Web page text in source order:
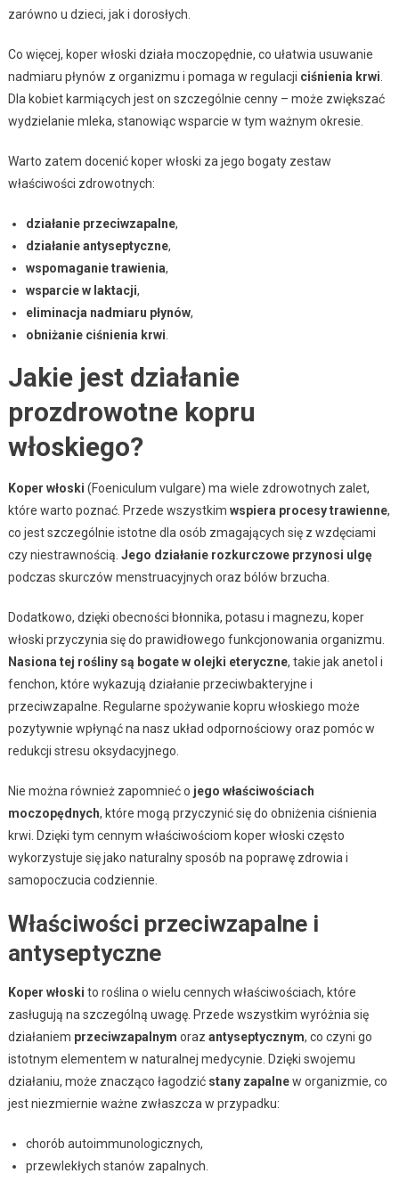
zarówno u dzieci, jak i dorosłych.
Co więcej, koper włoski działa moczopędnie, co ułatwia usuwanie
nadmiaru płynów z organizmu i pomaga w regulacji ciśnienia krwi
Dla kobiet karmiących jest on szczególnie cenny – może zwiększać
wydzielanie mleka, stanowiąc wsparcie w tym ważnym okresie.
Warto zatem docenić koper włoski za jego bogaty zestaw
właściwości zdrowotnych:
działanie przeciwzapalne,
działanie antyseptyczne,
wspomaganie trawienia,
wsparcie w laktacji,
eliminacja nadmiaru płynów,
obniżanie ciśnienia krwi
Jakie jest działanie
prozdrowotne kopru
włoskiego?
Koper włoski (Foeniculum vulgare) ma wiele zdrowotnych zalet,
które warto poznać. Przede wszystkim wspiera procesy trawienne,
co jest szczególnie istotne dla osób zmagających się z wzdęciami
czy niestrawnością. Jego działanie rozkurczowe przynosi ulgę
podczas skurczów menstruacyjnych oraz bólów brzucha.
Dodatkowo, dzięki obecności błonnika, potasu i magnezu, koper
włoski przyczynia się do prawidłowego funkcjonowania organizmu.
Nasiona tej rośliny są bogate w olejki eteryczne, takie jak anetol i
fenchon, które wykazują działanie przeciwbakteryjne i
przeciwzapalne. Regularne spożywanie kopru włoskiego może
pozytywnie wpłynąć na nasz układ odpornościowy oraz pomóc w
redukcji stresu oksydacyjnego.
Nie można również zapomnieć o jego właściwościach
moczopędnych, które mogą przyczynić się do obniżenia ciśnienia
krwi. Dzięki tym cennym właściwościom koper włoski często
wykorzystuje się jako naturalny sposób na poprawę zdrowia i
samopoczucia codziennie.
Właściwości przeciwzapalne i
antyseptyczne
Koper włoski to roślina o wielu cennych właściwościach, które
zasługują na szczególną uwagę. Przede wszystkim wyróżnia się
działaniem przeciwzapalnym oraz antyseptycznym, co czyni go
istotnym elementem w naturalnej medycynie. Dzięki swojemu
działaniu, może znacząco łagodzić stany zapalnew organizmie, co
jest niezmiernie ważne zwłaszcza w przypadku:
chorób autoimmunologicznych,
przewlekłych stanów zapalnych.